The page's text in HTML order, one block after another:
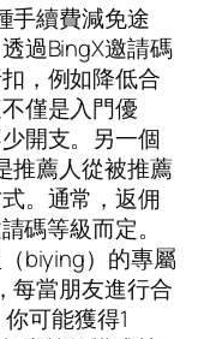
手續費減免途
過BingX邀請碼
，例如降低合
僅是入門優
開支。另一個
推薦人從被推薦
。通常，返佣
碼等級而定。
biying）的專屬
每當朋友進行合
可能獲得1